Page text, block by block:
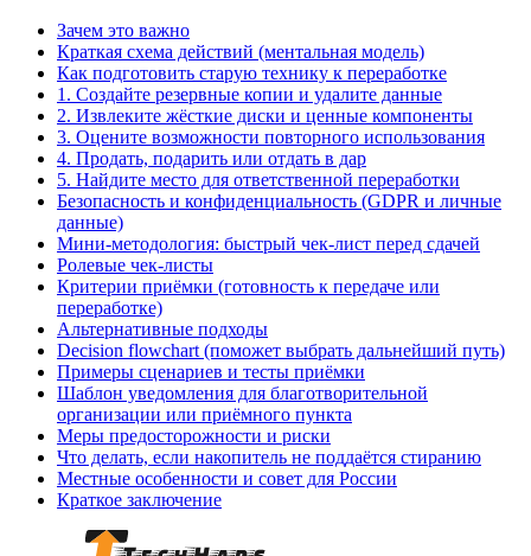
Зачем это важно
Краткая схема действий (ментальная модель)
Как подготовить старую технику к переработке
1. Создайте резервные копии и удалите данные
2. Извлеките жёсткие диски и ценные компоненты
3. Оцените возможности повторного использования
4. Продать, подарить или отдать в дар
5. Найдите место для ответственной переработки
Безопасность и конфиденциальность (GDPR и личные
данные)
Мини‑методология: быстрый чек‑лист перед сдачей
Ролевые чек‑листы
Критерии приёмки (готовность к передаче или
переработке)
Альтернативные подходы
Decision flowchart (поможет выбрать дальнейший путь)
Примеры сценариев и тесты приёмки
Шаблон уведомления для благотворительной
организации или приёмного пункта
Меры предосторожности и риски
Что делать, если накопитель не поддаётся стиранию
Местные особенности и совет для России
Краткое заключение